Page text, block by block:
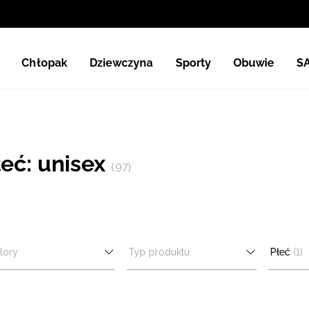
Chłopak Dziewczyna Sporty Obuwie
unisex (97)
Typ produktu Płeć (1)